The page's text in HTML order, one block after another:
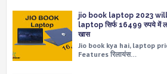
jio book laptop 2023
laptop सिर्फ 16499 रुपये में
खास
Jio book kya hai, laptop
Features रिलायंस…